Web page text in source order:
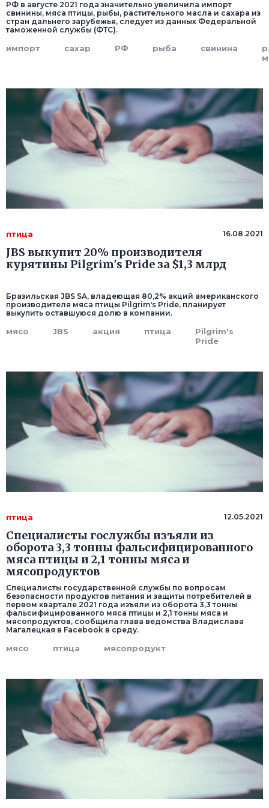
РФ в августе 2021 года значительно увеличила импорт
свинины, мяса птицы, рыбы, растительного масла и сахара из
стран дальнего зарубежья, следует из данных Федеральной
таможенной службы (ФТС).
импорт сахар РФ рыба свинина
птица 16.08.2021
JBS выкупит 20% производителя
курятины Pilgrim's Pride за $1,3 млрд
Бразильская JBS SA, владеющая 80,2% акций американского
производителя мяса птицы Pilgrim's Pride, планирует
выкупить оставшуюся долю в компании.
мясо JBS акция птица
Pilgrim's
Pride
птица 12.05.2021
Специалисты гослужбы изъяли из
оборота 3,3 тонны фальсифицированного
мяса птицы и 2,1 тонны мяса и
мясопродуктов
Специалисты государственной службы по вопросам
безопасности продуктов питания и защиты потребителей в
первом квартале 2021 года изъяли из оборота 3,3 тонны
фальсифицированного мяса птицы и 2,1 тонны мяса и
мясопродуктов, сообщила глава ведомства Владислава
Магалецкая в Facebook в среду.
мясо птица мясопродукт